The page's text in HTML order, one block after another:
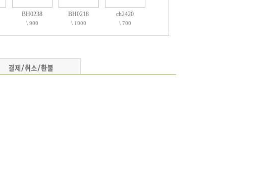
BH0238
\ 900
BH0218
\ 1000
ch2420
\ 700